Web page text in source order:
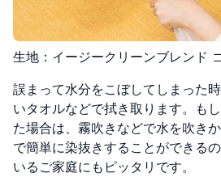
生地：イージークリーンブレンド
誤まって水分をこぼしてしまった
いタオルなどで拭き取ります。も
た場合は、霧吹きなどで水を吹き
で簡単に染抜きすることができる
いるご家庭にもピッタリです。